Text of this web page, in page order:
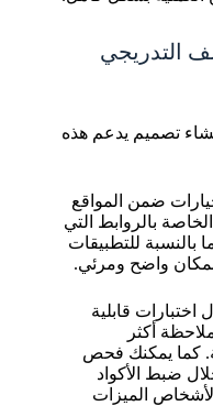
التدريجي
تصميم يدعم هذه
ضمن المواقع
بالروابط التي
بالنسبة للتطبيقات
بمكان واضح ومرئي.
قابلية
أكثر
كما يمكنك فحص
ضبط الأكواد
الميزات